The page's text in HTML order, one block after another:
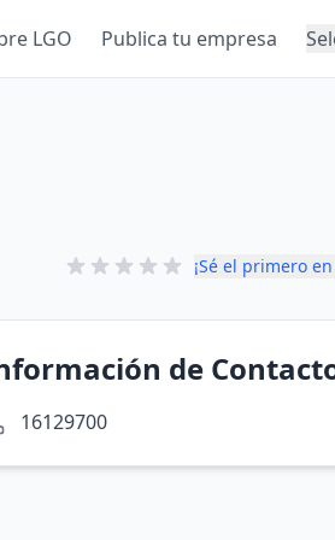
LGO Publica tu empresa
¡Sé el primero
de
16129700